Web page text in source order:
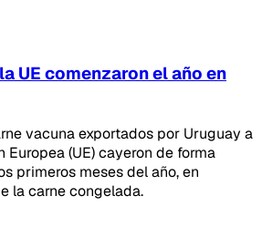
UE comenzaron el año en
vacuna exportados por Uruguay a
Europea (UE) cayeron de forma
primeros meses del año, en
la carne congelada.